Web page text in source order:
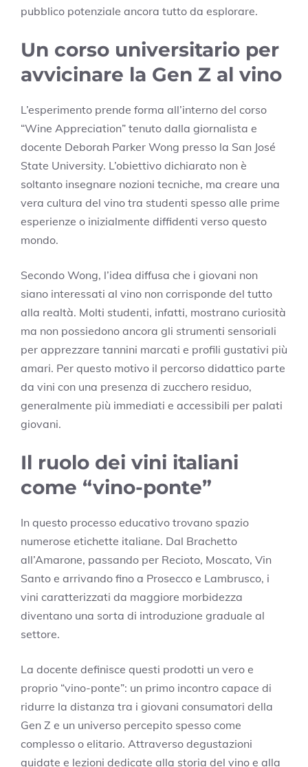
pubblico potenziale ancora tutto da esplorare.
Un corso universitario per
avvicinare la Gen Z al vino
L’esperimento prende forma all’interno del corso
“Wine Appreciation” tenuto dalla giornalista e
docente Deborah Parker Wong presso la San José
State University. L’obiettivo dichiarato non è
soltanto insegnare nozioni tecniche, ma creare una
vera cultura del vino tra studenti spesso alle prime
esperienze o inizialmente diffidenti verso questo
mondo.
Secondo Wong, l’idea diffusa che i giovani non
siano interessati al vino non corrisponde del tutto
alla realtà. Molti studenti, infatti, mostrano curiosità
ma non possiedono ancora gli strumenti sensoriali
per apprezzare tannini marcati e profili gustativi più
amari. Per questo motivo il percorso didattico parte
da vini con una presenza di zucchero residuo,
generalmente più immediati e accessibili per palati
giovani.
Il ruolo dei vini italiani
come “vino-ponte”
In questo processo educativo trovano spazio
numerose etichette italiane. Dal Brachetto
all’Amarone, passando per Recioto, Moscato, Vin
Santo e arrivando fino a Prosecco e Lambrusco, i
vini caratterizzati da maggiore morbidezza
diventano una sorta di introduzione graduale al
settore.
La docente definisce questi prodotti un vero e
proprio “vino-ponte”: un primo incontro capace di
ridurre la distanza tra i giovani consumatori della
Gen Z e un universo percepito spesso come
complesso o elitario. Attraverso degustazioni
guidate e lezioni dedicate alla storia del vino e alla